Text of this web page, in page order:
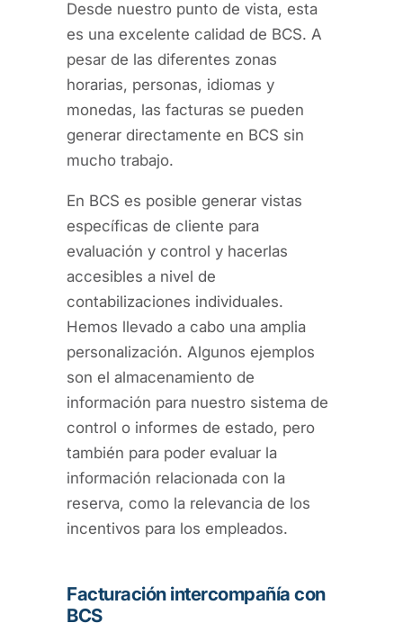
Desde nuestro punto de vista, esta
es una excelente calidad de BCS. A
pesar de las diferentes zonas
horarias, personas, idiomas y
monedas, las facturas se pueden
generar directamente en BCS sin
mucho trabajo.
En BCS es posible generar vistas
específicas de cliente para
evaluación y control y hacerlas
accesibles a nivel de
contabilizaciones individuales.
Hemos llevado a cabo una amplia
personalización. Algunos ejemplos
son el almacenamiento de
información para nuestro sistema de
control o informes de estado, pero
también para poder evaluar la
información relacionada con la
reserva, como la relevancia de los
incentivos para los empleados.
Facturación intercompañía con
BCS